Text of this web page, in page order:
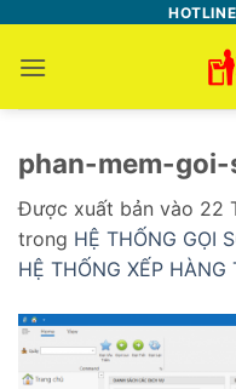
nội
dung
phan-mem-
Được xuất bản vào 22
trong HỆ THỐNG GỌI
HỆ THỐNG XẾP